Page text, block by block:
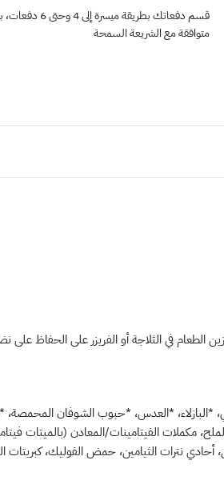
قسم دفعاتك بطريقة
متوافقة مع الشريعة السمحة
على مواد حافظة صناعية. بمجرد فتح العبوة، يجب استهلاكها خلال 6 أسابيع. يساعد تخزين الطعام
*العدس، *حبوب الشوفان المحمصة، *الأرز
البيوتين، أحادي نترات الثيامين، حمض الفوليك،